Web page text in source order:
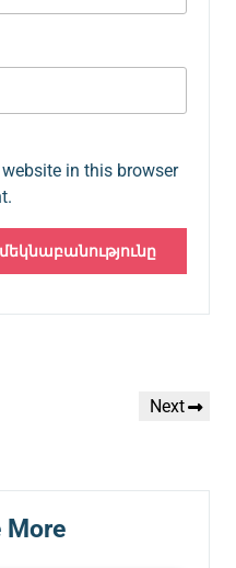
in this browser
Next
Next
More